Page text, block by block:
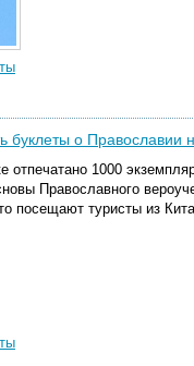
буклеты о Православии
отпечатано 1000
Православного
посещают туристы из